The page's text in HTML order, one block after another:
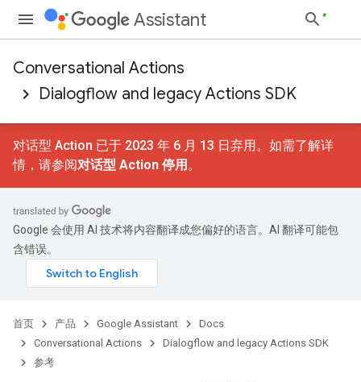
Assistant
Conversational Actions
Dialogflow and legacy Actions SDK
对话型 Action 已于 2023 年 6 月 13 日弃用。如需了解详
情，请参阅对话型 Action 停用 。
Google 会使用 AI 技术将内容翻译成您偏好的语言。AI 翻译可能包
含错误。
首页 产品 Google Assistant
Docs
Conversational Actions
Dialogflow and legacy Actions SDK
参考